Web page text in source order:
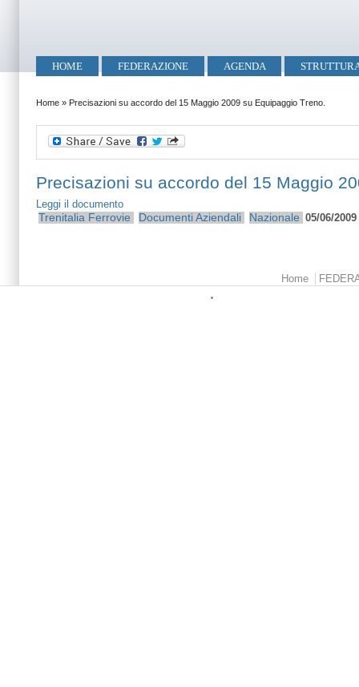
Menu principale
HOME FEDERAZIONE AGENDA
Tu sei qui
Home » Precisazioni su accordo del 15 Maggio 2009 su Equipaggio Treno.
Precisazioni su accordo del 15 Maggio
Leggi il documento
Trenitalia Ferrovie Documenti Aziendali Nazionale 05/06/2009
Home